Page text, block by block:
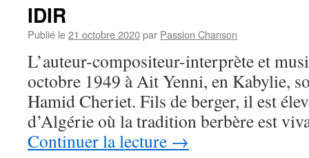
IDIR
Publié le21 octobre 2020par Passion Chanson
L’auteur-compositeur-interprète et
octobre 1949 à Ait Yenni, en Kabylie,
Hamid Cheriet. Fils de berger, il est
d’Algérie où la tradition berbère est
Continuer la lecture →